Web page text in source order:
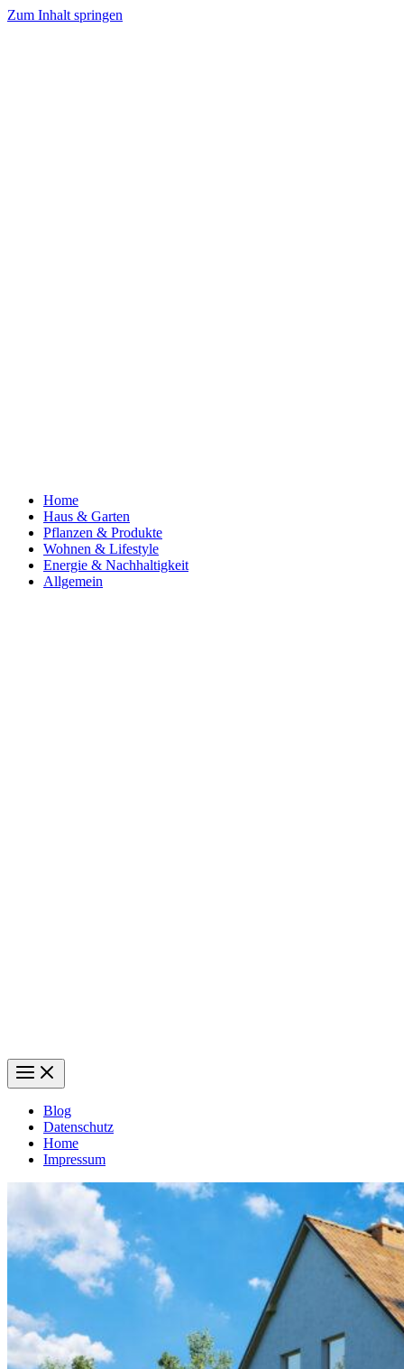
Zum Inhalt springen
Home
Haus & Garten
Pflanzen & Produkte
Wohnen & Lifestyle
Energie & Nachhaltigkeit
Allgemein
Blog
Datenschutz
Home
Impressum